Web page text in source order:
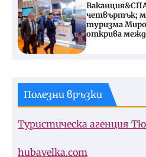
четвъртък;
туризма
открива
Полезни връзки
Туристическа агенция
hubavelka.com